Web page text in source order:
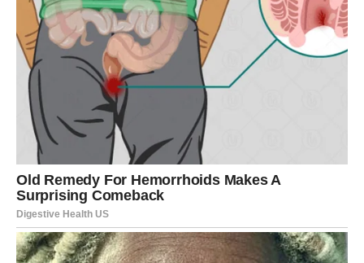
rendane korice limuna ili svežeg bosiljka.
Ćufte od tikvica i zobenih pahuljica
su savršen izbor za
sve koji žele ukusan, zdrav i jednostavan obrok. Ovaj
recept pruža savršenu kombinaciju povrća, začina i
hrskavosti, uz osvežavajući sos koji upotpunjuje ceo
doživljaj. Bilo da ih spremate za ručak, večeru ili kao
laganu užinu, ove ćufte će oduševiti vaše nepce i postati
omiljeni deo vaše kuhinjske rutine!